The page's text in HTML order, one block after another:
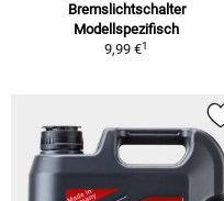
Bremslichtschalter
Modellspezifisch
9,99 €1